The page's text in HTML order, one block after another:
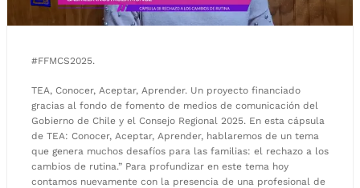
#FFMCS2025.
TEA, Conocer, Aceptar, Aprender. Un proyecto financiado
gracias al fondo de fomento de medios de comunicación del
Gobierno de Chile y el Consejo Regional 2025. En esta cápsula
de TEA: Conocer, Aceptar, Aprender, hablaremos de un tema
que genera muchos desafíos para las familias: el rechazo a los
cambios de rutina.” Para profundizar en este tema hoy
contamos nuevamente con la presencia de una profesional de